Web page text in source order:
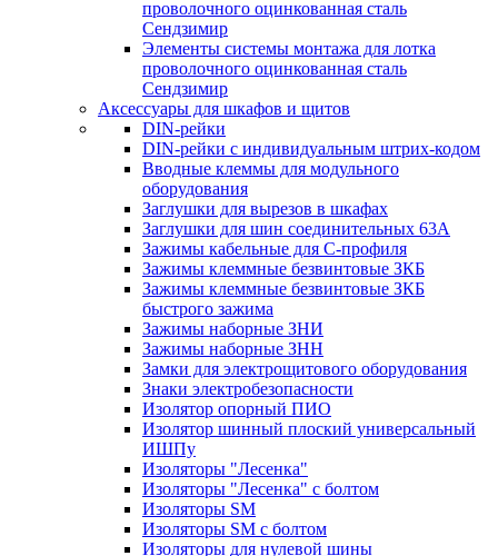
проволочного оцинкованная сталь
Сендзимир
Элементы системы монтажа для лотка
проволочного оцинкованная сталь
Сендзимир
Аксессуары для шкафов и щитов
DIN-рейки
DIN-рейки с индивидуальным штрих-кодом
Вводные клеммы для модульного
оборудования
Заглушки для вырезов в шкафах
Заглушки для шин соединительных 63А
Зажимы кабельные для С-профиля
Зажимы клеммные безвинтовые ЗКБ
Зажимы клеммные безвинтовые ЗКБ
быстрого зажима
Зажимы наборные ЗНИ
Зажимы наборные ЗНН
Замки для электрощитового оборудования
Знаки электробезопасности
Изолятор опорный ПИО
Изолятор шинный плоский универсальный
ИШПу
Изоляторы "Лесенка"
Изоляторы "Лесенка" с болтом
Изоляторы SM
Изоляторы SM c болтом
Изоляторы для нулевой шины